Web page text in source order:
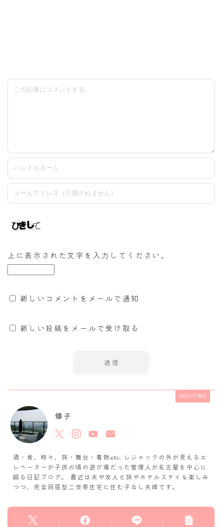
上に表示された文字を入力してください。
新しいコメントをメールで通知
新しい投稿をメールで受け取る
ABOUT ME
修子
酒・食、時々、旅・舞台・着物𝓮𝓽𝓬. レジャックの外が見えるエ
レベーターが子供の頃の遊び場だった管理人が名古屋を中心に
綴る日記ブログ。 最近は夫や友人と旅やホテルステイも楽しみ
つつ、完全同居型二世帯住宅に住む子なし夫婦です。